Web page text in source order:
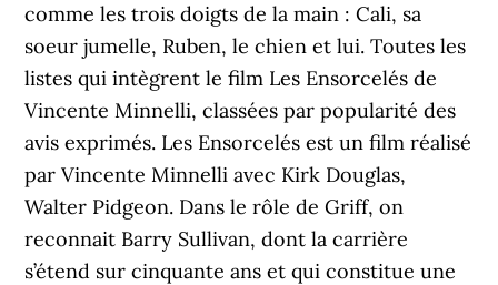
comme les trois doigts de la main : Cali, sa
soeur jumelle, Ruben, le chien et lui. Toutes les
listes qui intègrent le film Les Ensorcelés de
Vincente Minnelli, classées par popularité des
avis exprimés. Les Ensorcelés est un film réalisé
par Vincente Minnelli avec Kirk Douglas,
Walter Pidgeon. Dans le rôle de Griff, on
reconnait Barry Sullivan, dont la carrière
s’étend sur cinquante ans et qui constitue une